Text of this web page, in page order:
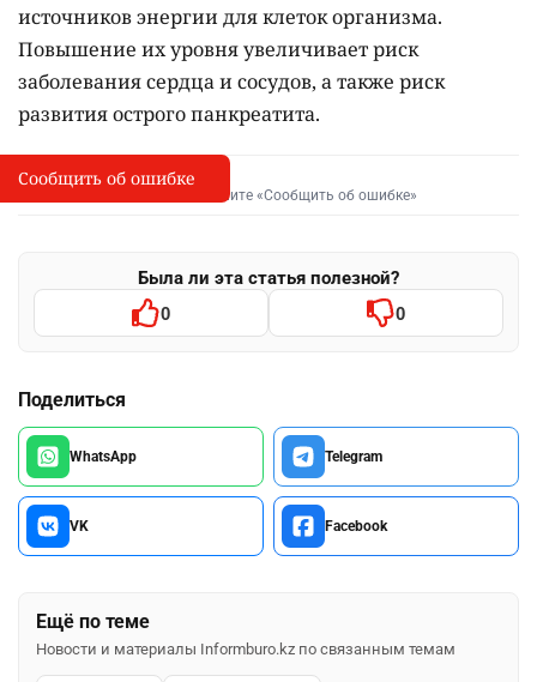
источников энергии для клеток организма.
Повышение их уровня увеличивает риск
заболевания сердца и сосудов, а также риск
развития острого панкреатита.
I
Сообщить об опечатке
Выделите фрагмент и нажмите «Сообщить об ошибке»
Была ли эта статья полезной?
0 0
Поделиться
WhatsApp Telegram
VK Facebook
Ещё по теме
Новости и материалы Informburo.kz по связанным темам
Сообщить об ошибке